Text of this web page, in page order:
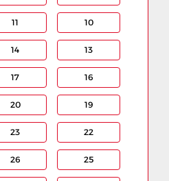
10
11
13
14
16
17
19
20
22
23
25
26